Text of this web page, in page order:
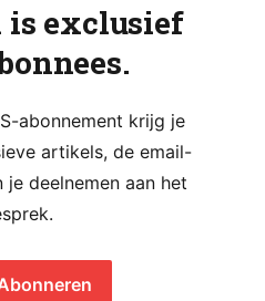
exclusief
abonnement krijg je
artikels, de email-
deelnemen aan het